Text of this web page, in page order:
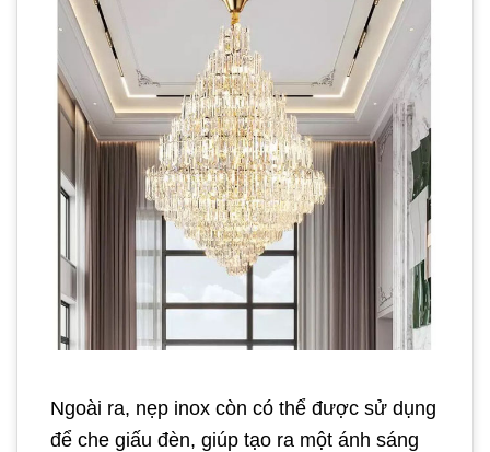
Ngoài ra, nẹp inox còn có thể được sử dụng
để che giấu đèn, giúp tạo ra một ánh sáng